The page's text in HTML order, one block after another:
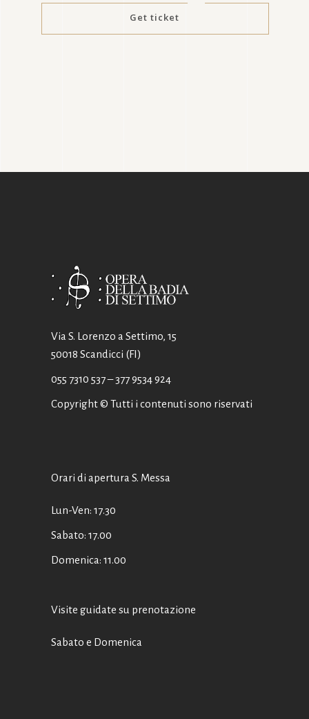
Get ticket
Via S. Lorenzo a Settimo, 15
50018 Scandicci (FI)
055 7310 537– 377 9534 924
Copyright © Tutti i contenuti sono riservati
Orari di apertura S. Messa
Lun-Ven: 17.30
Sabato: 17.00
Domenica: 11.00
Visite guidate su prenotazione
Sabato e Domenica